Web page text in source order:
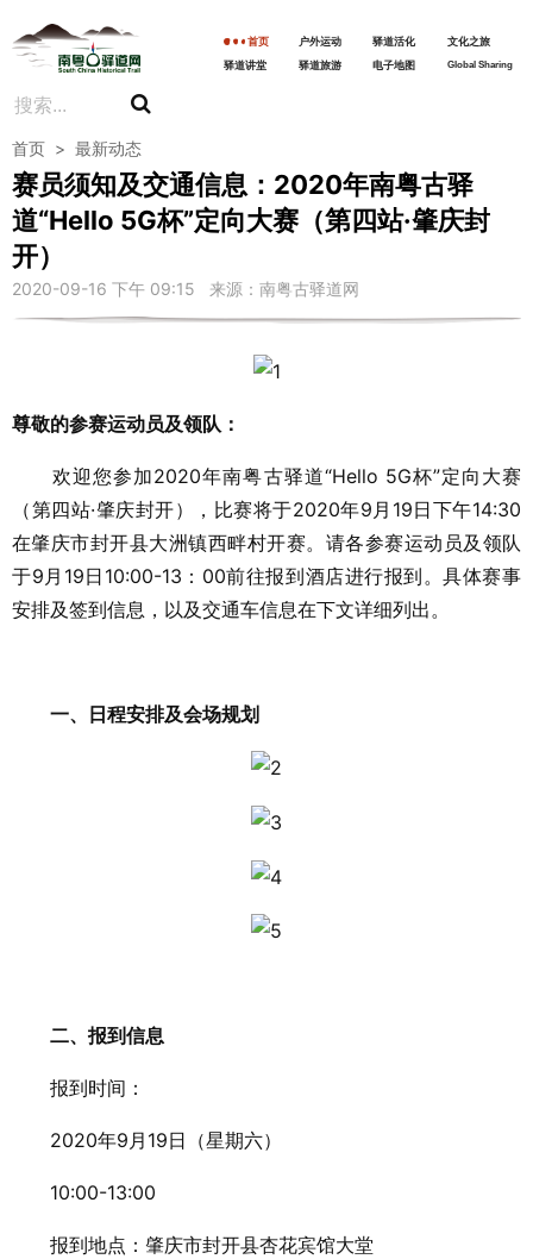
首页 户外运动 驿道活化
文化之旅
驿道讲堂
驿道旅游 电子地图 Global Sharing
首页 > 最新动态
赛员须知及交通信息：2020年南粤古驿
道“Hello 5G杯”定向大赛（第四站·肇庆封
开）
2020-09-16 下午 09:15 来源：南粤古驿道网
尊敬的参赛运动员及领队：
欢迎您参加2020年南粤古驿道“Hello 5G杯”定向大赛
（第四站·肇庆封开），比赛将于2020年9月19日下午14:30
在肇庆市封开县大洲镇西畔村开赛。请各参赛运动员及领队
于9月19日10:00-13：00前往报到酒店进行报到。具体赛事
安排及签到信息，以及交通车信息在下文详细列出。
一、日程安排及会场规划
二、报到信息
报到时间：
2020年9月19日（星期六）
10:00-13:00
报到地点：肇庆市封开县杏花宾馆大堂